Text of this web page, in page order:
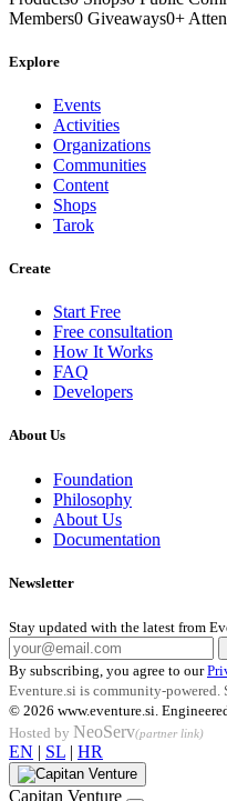
Members0 Giveaways0+
Explore
Events
Activities
Organizations
Communities
Content
Shops
Tarok
Create
Start Free
Free consultation
How It Works
FAQ
Developers
About Us
Foundation
Philosophy
About Us
Documentation
Newsletter
Stay updated with the latest from
By subscribing, you agree to our
Eventure.si is community-powered.
© 2026 www.eventure.si
Hosted by NeoServ(partner link)
EN | SL | HR
Capitan Venture